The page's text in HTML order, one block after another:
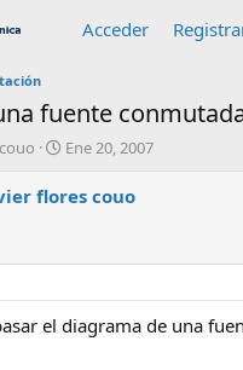
Acceder
fuente
F
c
n
Ene 20, 2007
flores couo
el diagrama de una